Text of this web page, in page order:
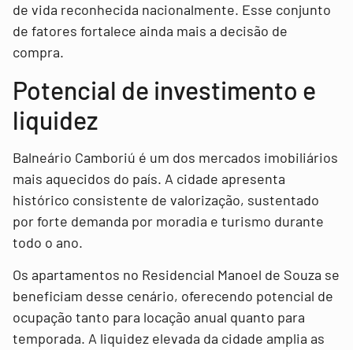
de vida reconhecida nacionalmente. Esse conjunto
de fatores fortalece ainda mais a decisão de
compra.
Potencial de investimento e
liquidez
Balneário Camboriú é um dos mercados imobiliários
mais aquecidos do país. A cidade apresenta
histórico consistente de valorização, sustentado
por forte demanda por moradia e turismo durante
todo o ano.
Os apartamentos no Residencial Manoel de Souza se
beneficiam desse cenário, oferecendo potencial de
ocupação tanto para locação anual quanto para
temporada. A liquidez elevada da cidade amplia as